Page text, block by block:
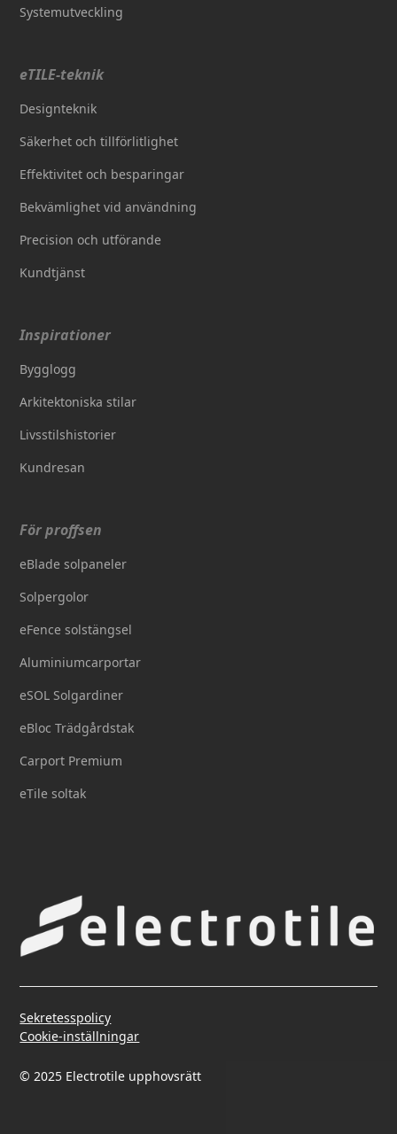
Systemutveckling
eTILE-teknik
Designteknik
Säkerhet och tillförlitlighet
Effektivitet och besparingar
Bekvämlighet vid användning
Precision och utförande
Kundtjänst
Inspirationer
Bygglogg
Arkitektoniska stilar
Livsstilshistorier
Kundresan
För proffsen
eBlade solpaneler
Solpergolor
eFence solstängsel
Aluminiumcarportar
eSOL Solgardiner
eBloc Trädgårdstak
Carport Premium
eTile soltak
© 2025 Electrotile upphovsrätt
Sekretesspolicy
Cookie-inställningar